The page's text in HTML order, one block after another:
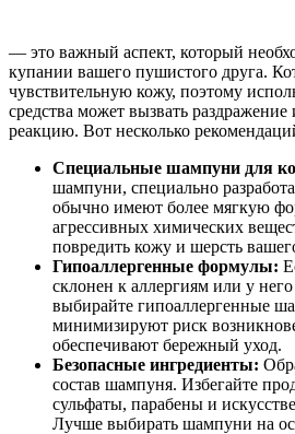
— это важный аспект, который
купании вашего пушистого друга.
чувствительную кожу, поэтому
средства может вызвать
реакцию. Вот несколько
Специальные шампуни для
шампуни, специально
обычно имеют более мягкую
агрессивных химических
повредить кожу и шерсть
Гипоаллергенные формулы:
склонен к аллергиям или у
выбирайте гипоаллергенные
минимизируют риск
обеспечивают бережный уход.
Безопасные ингредиенты:
состав шампуня. Избегайте
сульфаты, парабены и
Лучше выбирать шампуни на